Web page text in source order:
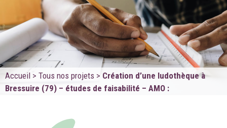
Accueil > Tous nos projets > Création d’une ludothèque à
Bressuire (79) – études de faisabilité – AMO :